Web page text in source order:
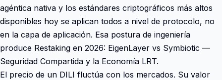
agéntica nativa y los estándares criptográficos más altos
disponibles hoy se aplican todos a nivel de protocolo, no
en la capa de aplicación. Esa postura de ingeniería
produce Restaking en 2026: EigenLayer vs Symbiotic —
Seguridad Compartida y la Economía LRT.
El precio de un DILI fluctúa con los mercados. Su valor